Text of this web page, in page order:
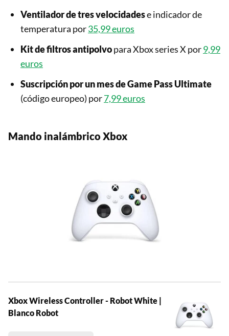
Ventilador de tres velocidadese indicador de
temperatura por35,99 euros
Kit de filtros antipolvopara Xbox series X por9,99
euros
Suscripción por un mes de Game Pass Ultimate
(código europeo) por7,99 euros
Mando inalámbrico Xbox
Xbox Wireless Controller - Robot White |
Blanco Robot